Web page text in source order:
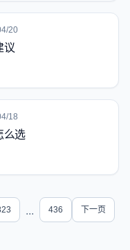
20
议
18
么选
... 436 下一页